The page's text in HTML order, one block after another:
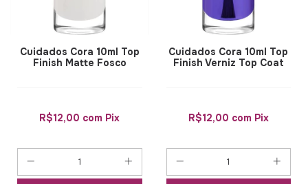
Cuidados Cora 10ml Top
Finish Matte Fosco
R$12,00 com Pix
Cuidados Cora 10ml Top
Finish Verniz Top Coat
R$12,00 com Pix